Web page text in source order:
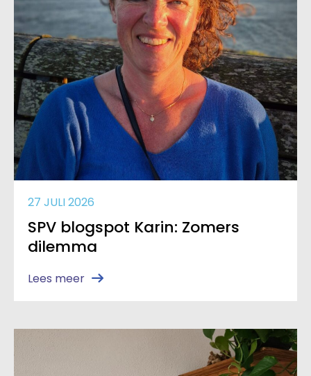
27 JULI 2026
SPV blogspot Karin: Zomers
dilemma
Lees meer